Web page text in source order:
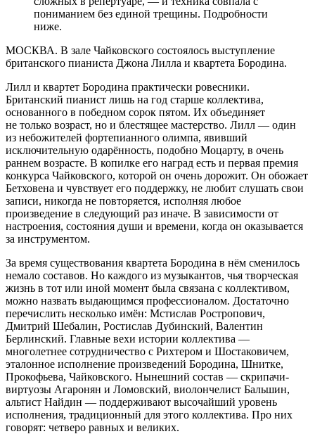
пониманием без единой трещины. Подробности
ниже.
МОСКВА. В зале Чайковского состоялось выступление
британского пианиста Джона Лилла и квартета Бородина.
Лилл и квартет Бородина практически ровесники.
Британский пианист лишь на год старше коллектива,
основанного в победном сорок пятом. Их объединяет
не только возраст, но и блестящее мастерство. Лилл — один
из небожителей фортепианного олимпа, явивший
исключительную одарённость, подобно Моцарту, в очень
раннем возрасте. В копилке его наград есть и первая премия
конкурса Чайковского, которой он очень дорожит. Он обожает
Бетховена и чувствует его поддержку, не любит слушать свои
записи, никогда не повторяется, исполняя любое
произведение в следующий раз иначе. В зависимости от
настроения, состояния души и времени, когда он оказывается
за инструментом.
За время существования квартета Бородина в нём сменилось
немало составов. Но каждого из музыкантов, чья творческая
жизнь в тот или иной момент была связана с коллективом,
можно назвать выдающимся профессионалом. Достаточно
перечислить несколько имён: Мстислав Ростропович,
Дмитрий Шебалин, Ростислав Дубинский, Валентин
Берлинский. Главные вехи истории коллектива —
многолетнее сотрудничество с Рихтером и Шостаковичем,
эталонное исполнение произведений Бородина, Шнитке,
Прокофьева, Чайковского. Нынешний состав — скрипачи-
виртуозы Агаронян и Ломовский, виолончелист Бальшин,
альтист Найдин — поддерживают высочайший уровень
исполнения, традиционный для этого коллектива. Про них
говорят: четверо равных и великих.